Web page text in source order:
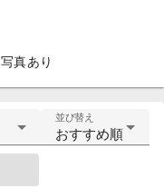
写真あり
並び替え
おすすめ順